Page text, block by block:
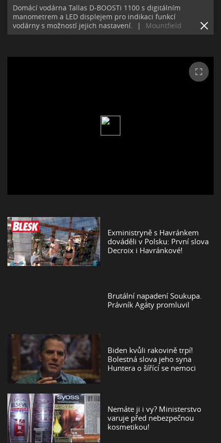
Domácí vodárna Tallas D-BOOSTi 1100 s digitálním
manometrem a LED displejem pro indikaci funkcí
vodárny s možností jejich nastavení.
| Mountfield
Exministryně s Havránkem
dováděli v Polsku: První slova
Decroix i Havránkové!
Brutální napadení Soukupa.
Právník Agáty promluvil
Biden kvůli rakovině trpí!
Bolestná slova jeho syna
Huntera o šířící se nemoci
Nemáte ji i vy? Ministerstvo
varuje před nebezpečnou
kosmetikou!